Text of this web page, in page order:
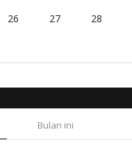
26 27 28
Bulan ini